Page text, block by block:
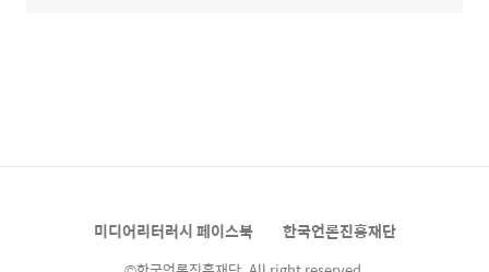
미디어리터러시 페이스북 한국언론진흥재단